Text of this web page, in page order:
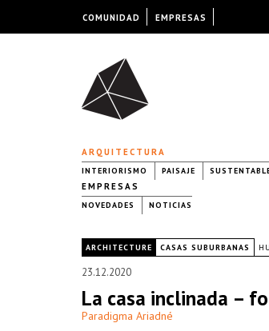
ARQUITECTURA
INTERIORISMO PAISAJE
EMPRESAS
NOVEDADES NOTICIAS
ARCHITECTURE CASAS SUBURBANAS
23.12.2020
La casa inclinada –
Paradigma Ariadné
COMUNIDAD EMPRESAS